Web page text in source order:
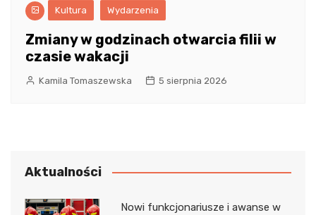
Kultura Wydarzenia
Zmiany w godzinach otwarcia filii w
czasie wakacji
Kamila Tomaszewska 5 sierpnia 2026
Aktualności
Nowi funkcjonariusze i awanse w